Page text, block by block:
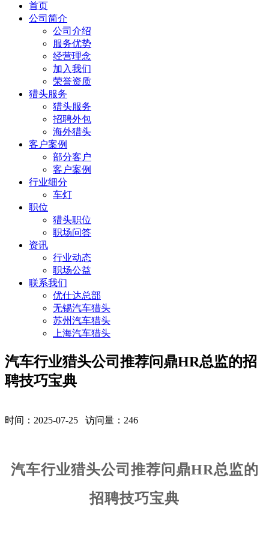
首页
公司简介
公司介绍
服务优势
经营理念
加入我们
荣誉资质
猎头服务
猎头服务
招聘外包
海外猎头
客户案例
部分客户
客户案例
行业细分
车灯
职位
猎头职位
职场问答
资讯
行业动态
职场公益
联系我们
优仕达总部
无锡汽车猎头
苏州汽车猎头
上海汽车猎头
汽车行业猎头公司推荐问鼎HR总监的招
聘技巧宝典
时间：2025-07-25 访问量： 246
汽车行业猎头公司推荐问鼎HR总监的
招聘技巧宝典